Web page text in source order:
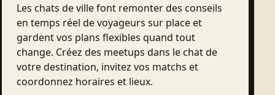
Les chats de ville font remonter des conseils
en temps réel de voyageurs sur place et
gardent vos plans flexibles quand tout
change. Créez des meetups dans le chat de
votre destination, invitez vos matchs et
coordonnez horaires et lieux.